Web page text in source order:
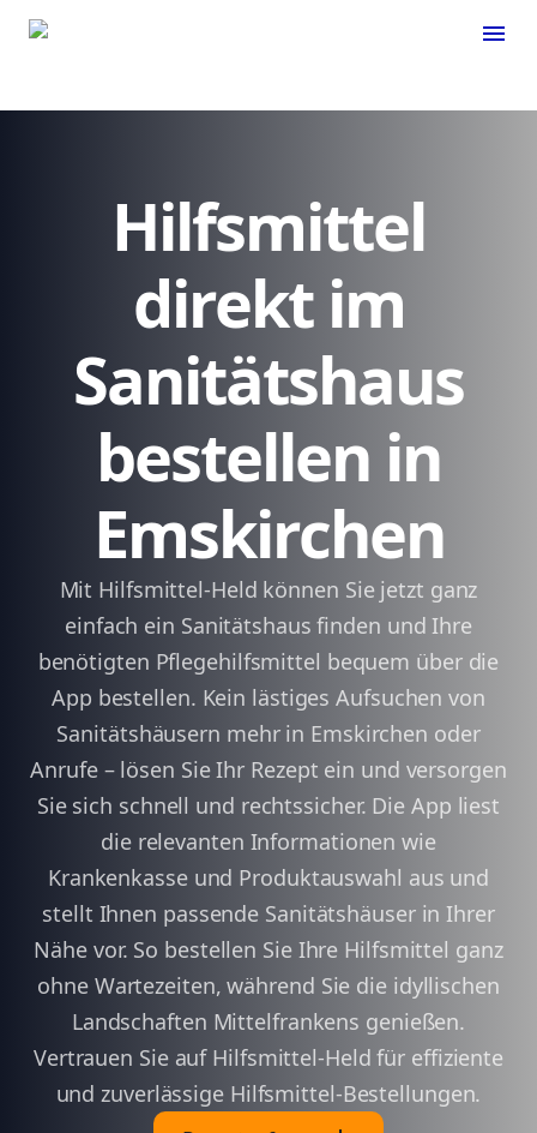
menu
Hilfsmittel
direkt im
Sanitätshaus
bestellen in
Emskirchen
Mit Hilfsmittel-Held können Sie jetzt ganz
einfach ein Sanitätshaus finden und Ihre
benötigten Pflegehilfsmittel bequem über die
App bestellen. Kein lästiges Aufsuchen von
Sanitätshäusern mehr in Emskirchen oder
Anrufe – lösen Sie Ihr Rezept ein und versorgen
Sie sich schnell und rechtssicher. Die App liest
die relevanten Informationen wie
Krankenkasse und Produktauswahl aus und
stellt Ihnen passende Sanitätshäuser in Ihrer
Nähe vor. So bestellen Sie Ihre Hilfsmittel ganz
ohne Wartezeiten, während Sie die idyllischen
Landschaften Mittelfrankens genießen.
Vertrauen Sie auf Hilfsmittel-Held für effiziente
und zuverlässige Hilfsmittel-Bestellungen.